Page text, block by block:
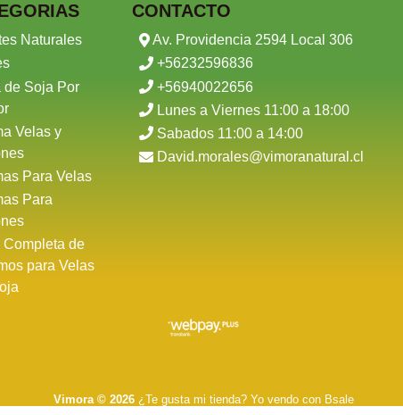
Naturales
de Soja Por
Velas y
Para Velas
Para
Completa de
para Velas
CONTACTO
Av. Providencia 2594 Local 306
+56232596836
+56940022656
Lunes a Viernes 11:00 a 18:00
Sabados 11:00 a 14:00
David.morales@vimoranatural.cl
Vimora © 2026¿Te gusta mi tienda? Yo vendo con Bsale